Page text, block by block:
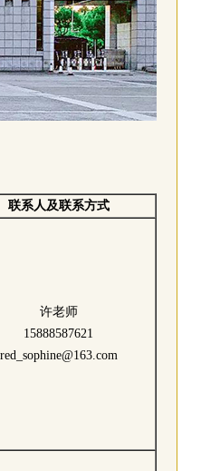
联系人及联系方式
许老师
15888587621
red_sophine@163.com